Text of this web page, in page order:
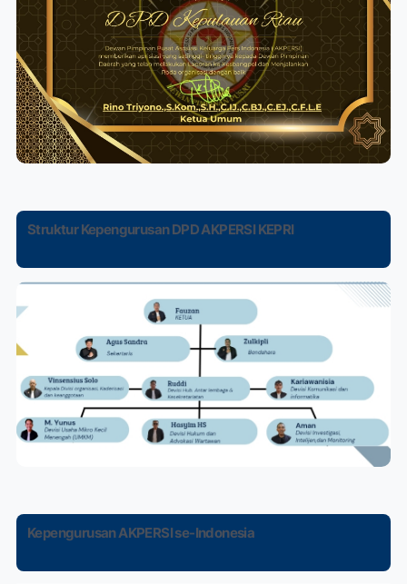
Struktur Kepengurusan DPD AKPERSI KEPRI
Kepengurusan AKPERSI se-Indonesia